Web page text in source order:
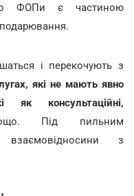
що ФОПи є частиною
і перекочують з
які не мають явно
як консультаційні,
Під пильним
з